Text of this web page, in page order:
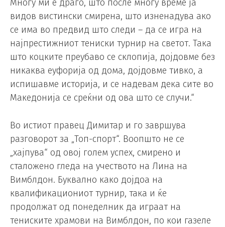
Многу ми е драго, што после многу време ја
видов вистински смирена, што изненадува ако
се има во предвид што следи – да се игра на
најпрестижниот тениски турнир на светот. Така
што коцките преубаво се склопија, дојдовме без
никаква еуфорија од дома, дојдовме тивко, а
испишавме историја, и се надевам дека сите во
Македонија се среќни од ова што се случи.“
Во истиот правец Димитар и го завршува
разговорот за „Топ-спорт“. Воопшто не се
„хајпува“ од овој голем успех, смирено и
сталожено гледа на учеството на Лина на
Вимблдон. Буквално како дојдоа на
квалификациониот турнир, така и ќе
продолжат од понеделник да играат на
тениските храмови на Вимблдон, по кои газеле